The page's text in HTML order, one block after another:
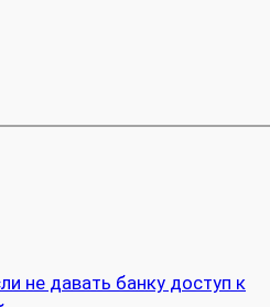
не давать банку доступ к